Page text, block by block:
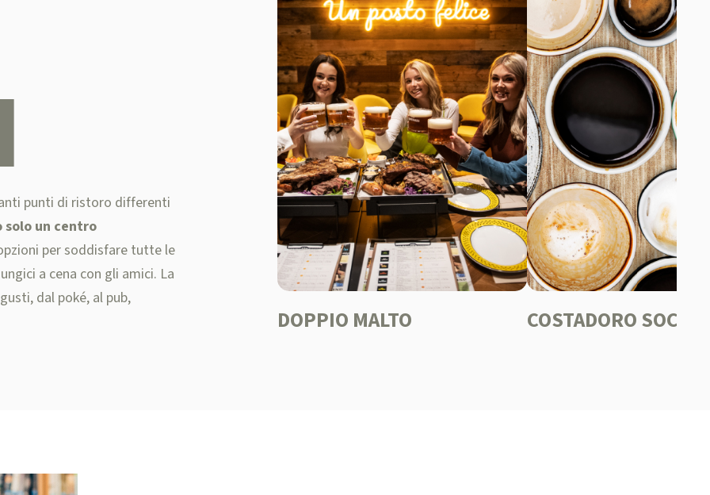
punti di ristoro differenti
solo un centro
per soddisfare tutte le
a cena con gli amici. La
dal poké, al pub,
DOPPIO MALTO COSTADORO